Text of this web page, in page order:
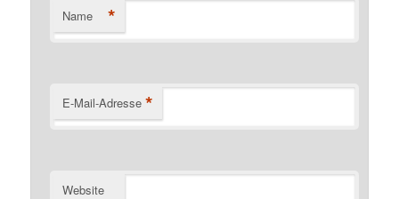
Name *
E-Mail-Adresse *
Website